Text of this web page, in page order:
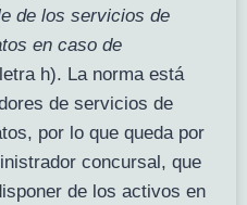
de los servicios de
en caso de
h). La norma está
de servicios de
por lo que queda por
concursal, que
de los activos en